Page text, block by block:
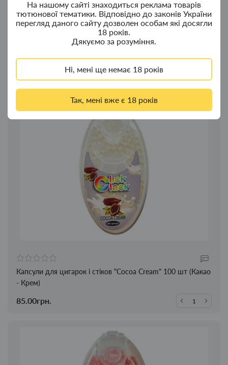
На нашому сайті знаходиться реклама товарів
тютюнової тематики. Відповідно до законів України
перегляд даного сайту дозволен особам які досягли
18 років.
Дякуємо за розуміння.
Ні, мені ще немає 18 років
Так, мені вже є 18 років
Капсули для цигарок і стіков "Cocoa Cream" 100 шт (Какао
- Крем)
85.00грн.